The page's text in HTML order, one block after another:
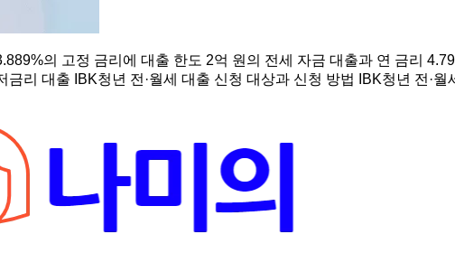
의 고정 금리에 대출 한도 2억 원의 전세 자금 대출과 연 금리
리 대출 IBK청년 전·월세 대출 신청 대상과 신청 방법 IBK청년 전·